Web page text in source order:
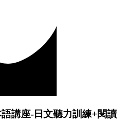
語講座-日文聽力訓練+閱讀